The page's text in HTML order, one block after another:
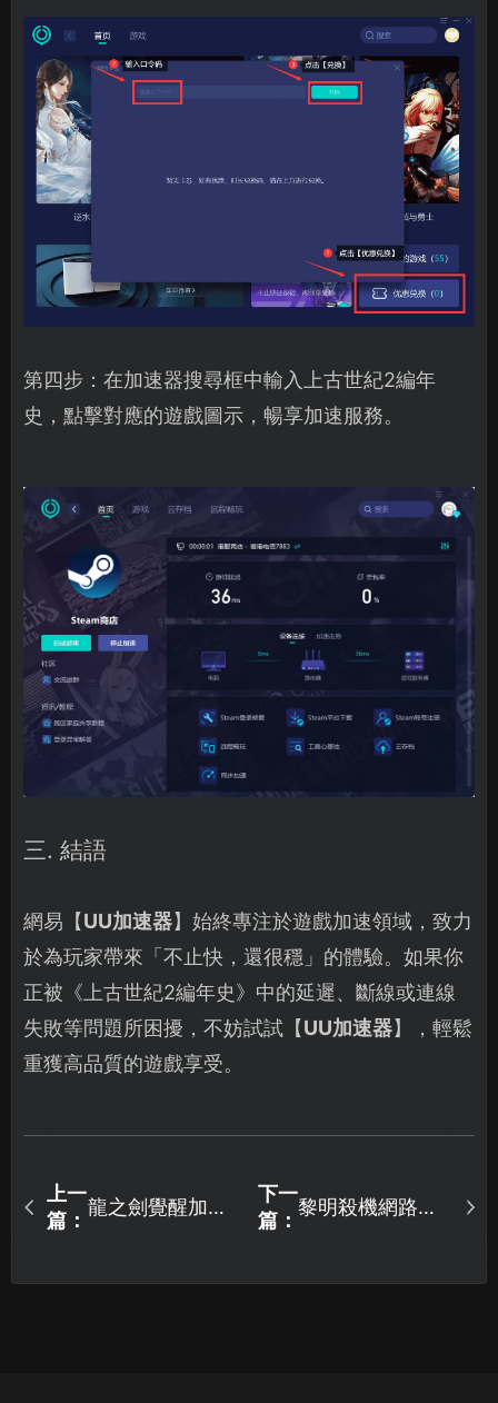
第四步：在加速器搜尋框中輸入上古世紀2編年
史，點擊對應的遊戲圖示，暢享加速服務。
三. 結語
網易【UU加速器】始終專注於遊戲加速領域，致力
於為玩家帶來「不止快，還很穩」的體驗。如果你
正被《上古世紀2編年史》中的延遲、斷線或連線
失敗等問題所困擾，不妨試試【UU加速器】，輕鬆
重獲高品質的遊戲享受。
上一
篇：
龍之劍覺醒加速
下一
篇：
黎明殺機網路加